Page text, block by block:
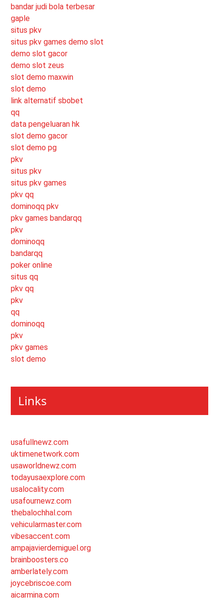
bandar judi bola terbesar
gaple
situs pkv
situs pkv games demo slot
demo slot gacor
demo slot zeus
slot demo maxwin
slot demo
link alternatif sbobet
qq
data pengeluaran hk
slot demo gacor
slot demo pg
pkv
situs pkv
situs pkv games
pkv qq
dominoqq pkv
pkv games bandarqq
pkv
dominoqq
bandarqq
poker online
situs qq
pkv qq
pkv
qq
dominoqq
pkv
pkv games
slot demo
Links
usafullnewz.com
uktimenetwork.com
usaworldnewz.com
todayusaexplore.com
usalocality.com
usafournewz.com
thebalochhal.com
vehicularmaster.com
vibesaccent.com
ampajavierdemiguel.org
brainboosters.co
amberlately.com
joycebriscoe.com
aicarmina.com